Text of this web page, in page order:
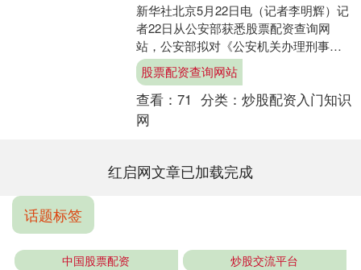
新华社北京5月22日电（记者李明辉）记
者22日从公安部获悉股票配资查询网
站，公安部拟对《公安机关办理刑事案
件电子数据取证规则》进行修订，起草
了《公安机关电子数据....
股票配资查询网站
查看： 71 分类： 炒股配资入门知识
网
红启网文章已加载完成
话题标签
中国股票配资 炒股交流平台